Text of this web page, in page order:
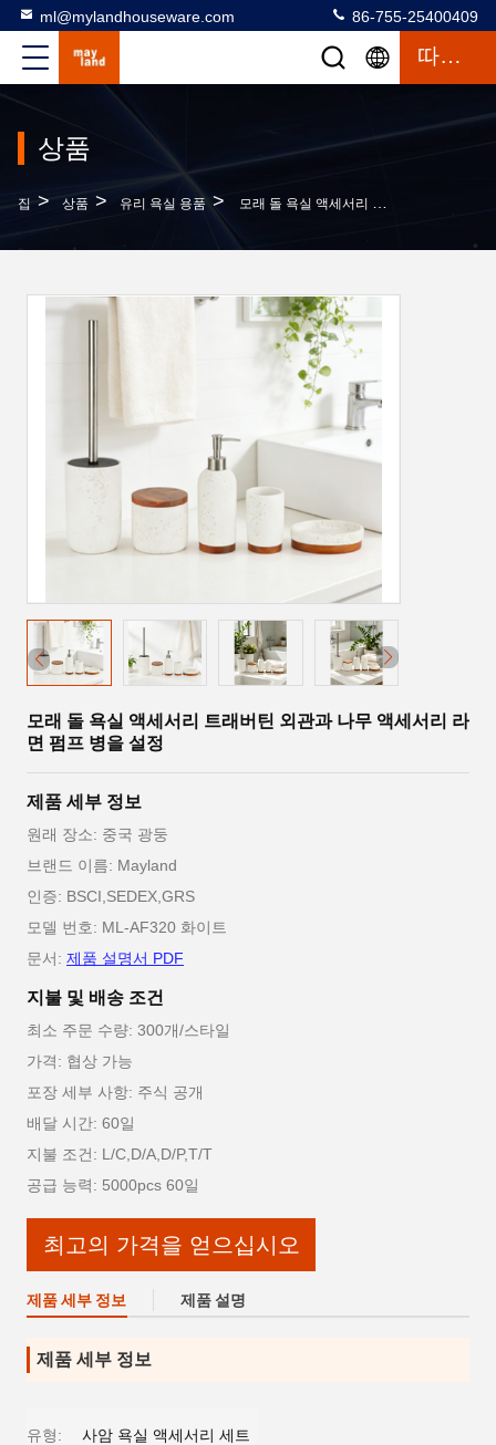
ml@mylandhouseware.com 86-755-25400409
따옴표
상품
집 > 상품 > 유리 욕실 용품 > 모래 돌 욕실 액세서리 트래버틴 외관과 나무 액세서리 라면 펌프 병을 설정
모래 돌 욕실 액세서리 트래버틴 외관과 나무 액세서리 라
면 펌프 병을 설정
제품 세부 정보
원래 장소: 중국 광둥
브랜드 이름: Mayland
인증: BSCI,SEDEX,GRS
모델 번호: ML-AF320 화이트
문서: 제품 설명서 PDF
지불 및 배송 조건
최소 주문 수량: 300개/스타일
가격: 협상 가능
포장 세부 사항: 주식 공개
배달 시간: 60일
지불 조건: L/C,D/A,D/P,T/T
공급 능력: 5000pcs 60일
최고의 가격을 얻으십시오
제품 세부 정보 제품 설명
제품 세부 정보
유형: 사암 욕실 액세서리 세트